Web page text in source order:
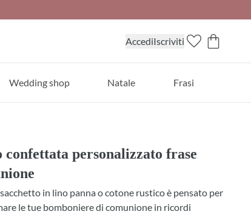
AccediIscriviti
Wedding shop Natale Frasi
confettata personalizzato frase
in lino panna o cotone rustico è pensato per
le tue bomboniere di comunione in ricordi